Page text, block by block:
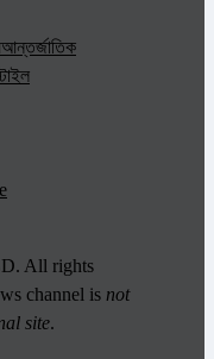
আন্তর্জাতিক
All rights
channel is not
site.